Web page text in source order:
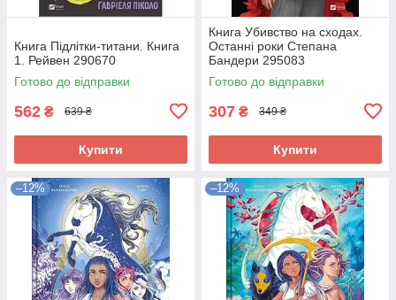
Книга Підлітки-титани. Книга
1. Рейвен 290670
Готово до відправки
562 ₴ 639 ₴
Купити
Книга Убивство на сходах.
Останні роки Степана
Бандери 295083
Готово до відправки
307 ₴ 349 ₴
Купити
–12% –12%